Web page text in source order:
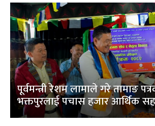
पूर्वमन्त्री रेशम लामाले गरे तामाङ
भक्तपुरलाई पचास हजार आर्थिक